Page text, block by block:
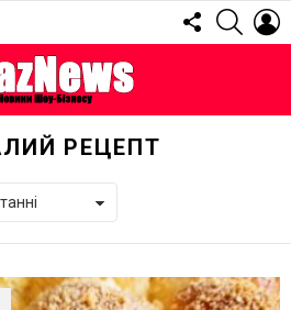
FOLLOW
US
РЕЦЕПТ